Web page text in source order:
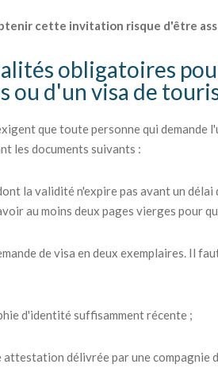
cette invitation risque d'être
obligatoires
ou d'un visa de
que toute personne qui demande
les documents suivants :
la validité n'expire pas avant un délai
au moins deux pages vierges pour
de visa en deux exemplaires. Il
d'identité suffisamment récente ;
attestation délivrée par une compagnie